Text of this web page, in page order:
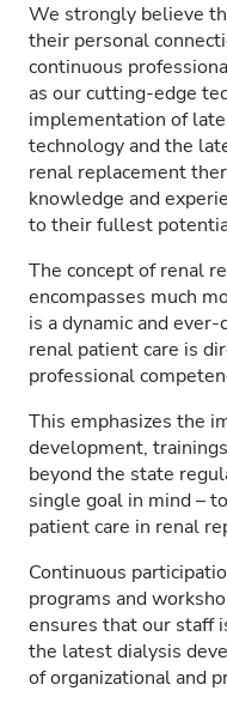
We strongly believe
their personal
continuous
as our cutting-edge
implementation of
technology and the
renal replacement
knowledge and
to their fullest
The concept of renal
encompasses much
is a dynamic and
renal patient care is
professional
This emphasizes the
development,
beyond the state
single goal in mind –
patient care in renal
Continuous
programs and
ensures that our staff
the latest dialysis
of organizational and